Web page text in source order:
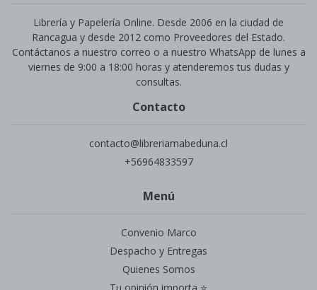
Librería y Papelería Online. Desde 2006 en la ciudad de
Rancagua y desde 2012 como Proveedores del Estado.
Contáctanos a nuestro correo o a nuestro WhatsApp de lunes a
viernes de 9:00 a 18:00 horas y atenderemos tus dudas y
consultas.
Contacto
contacto@libreriamabeduna.cl
+56964833597
Menú
Convenio Marco
Despacho y Entregas
Quienes Somos
Tu opinión importa ⭐